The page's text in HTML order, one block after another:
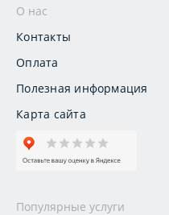
О нас
Контакты
Оплата
Полезная информация
Карта сайта
Популярные услуги